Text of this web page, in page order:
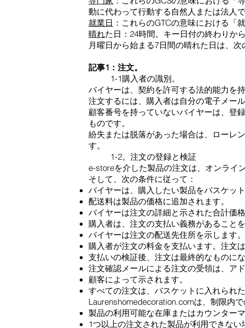
動に代わって行動する自然人または法人で
就業日 ：これらのGTCの意味における「
晴れた日：24時間。キー日付の終わりか
月曜日から始まる7日間の晴れた日は、次
記事1：注文。
1-1購入者の識別。
バイヤーは、契約を許可する法的能力を
注文するには、購入者は自分の電子メー
顧客番号を持っていないバイヤーは、登
ものです。
紛失または脱落があった場合は、ローレ
す。
1-2。注文の登録と検証
e-storeを介した製品の注文は、オンライ
そして、次の条件に従って：
バイヤーは、購入したい製品をバスケット
配送料は製品の価格に追加されます。
バイヤーは注文の詳細と示された合計価
購入者は、注文の支払い義務があること
バイヤーは注文の配送先住所を示します。
購入者が注文の料金を支払います。注文
支払いの検証後、注文は最終的なものに
注文確認メールによる注文の受領は、ア
顧客によって示されます。
すべての注文は、バスケットに入れられ
Laurenshomedecoration.comは、制限内
製品の利用可能な在庫またはカウンターマ
1つ以上の注文された製品が利用できな